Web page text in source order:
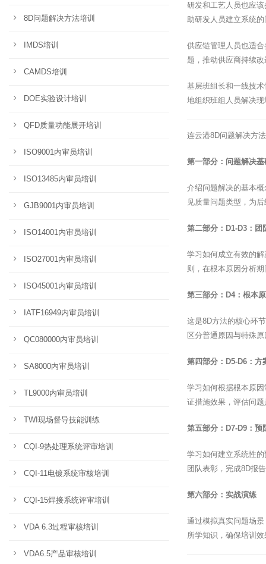
研发和工艺人员也应
助研发人员建立系统
供应链管理人员也适
题，推动供应商持续改
基层班组长和一线技
地组织班组人员解决
连云港8D问题解决方
第一部分：问题解决基
介绍问题解决的基本
见质量问题类型，为
第二部分：D1-D3：团
学习如何成立有效的
则，在根本原因分析
第三部分：D4：根本
这是8D方法的核心环
区分普通原因与特殊
第四部分：D5-D6：方
学习如何根据根本原
证措施效果，评估问
第五部分：D7-D9：预
学习如何建立系统性
团队表彰，完成8D报
第六部分：实战演练
通过模拟真实问题场
所学知识，确保培训
8D问题解决方法培训
IMDS培训
CAMDS培训
DOE实验设计培训
QFD质量功能展开培训
ISO9001内审员培训
ISO13485内审员培训
GJB9001内审员培训
ISO14001内审员培训
ISO27001内审员培训
ISO45001内审员培训
IATF16949内审员培训
QC080000内审员培训
SA8000内审员培训
TL9000内审员培训
TWI现场督导技能训练
CQI-9热处理系统评审培训
CQI-11电镀系统审核培训
CQI-15焊接系统评审培训
VDA 6.3过程审核培训
VDA6.5产品审核培训